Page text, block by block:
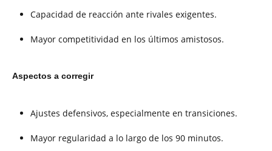
Capacidad de reacción ante rivales exigentes.
Mayor competitividad en los últimos amistosos.
Aspectos a corregir
Ajustes defensivos, especialmente en transiciones.
Mayor regularidad a lo largo de los 90 minutos.